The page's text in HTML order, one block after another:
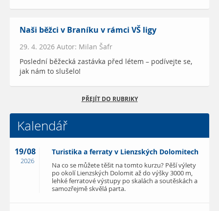
Naši běžci v Braníku v rámci VŠ ligy
29. 4. 2026 Autor: Milan Šafr
Poslední běžecká zastávka před létem – podívejte se,
jak nám to slušelo!
PŘEJÍT DO RUBRIKY
Kalendář
19/08
2026
Turistika a ferraty v Lienzských Dolomitech
Na co se můžete těšit na tomto kurzu? Pěší výlety
po okolí Lienzských Dolomit až do výšky 3000 m,
lehké ferratové výstupy po skalách a soutěskách a
samozřejmě skvělá parta.